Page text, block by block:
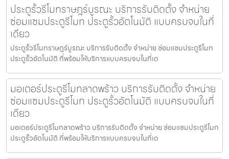
ประตูรั้วรีโมทราษฎร์บูรณะ บริการรับติดตั้ง จำหน่าย
ซ่อมแซมประตูรีโมท ประตูรั้วอัตโนมัติ แบบครบจบในที่
เดียว
ประตูรั้วรีโมทราษฎร์บูรณะ บริการรับติดตั้ง จำหน่าย ซ่อมแซมประตูรีโมท
ประตูรั้วอัตโนมัติ ที่พร้อมให้บริการแบบครบจบในที่เด
มอเตอร์ประตูรีโมทลาดพร้าว บริการรับติดตั้ง จำหน่าย
ซ่อมแซมประตูรีโมท ประตูรั้วอัตโนมัติ แบบครบจบในที่
เดียว
มอเตอร์ประตูรีโมทลาดพร้าว บริการรับติดตั้ง จำหน่าย ซ่อมแซมประตูรีโมท
ประตูรั้วอัตโนมัติ ที่พร้อมให้บริการแบบครบจบในที่เด